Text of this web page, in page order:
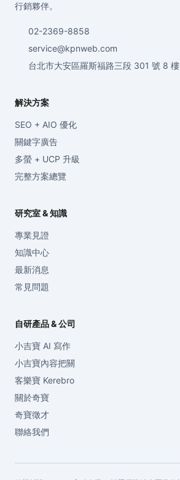
行銷夥伴。
02-2369-8858
service@kpnweb.com
台北市大安區羅斯福路三段 301 號 8 樓
解決方案
SEO + AIO 優化
關鍵字廣告
多螢 + UCP 升級
完整方案總覽
研究室 & 知識
專業見證
知識中心
最新消息
常見問題
自研產品 & 公司
小吉寶 AI 寫作
小吉寶內容把關
客樂寶 Kerebro
關於奇寶
奇寶徵才
聯絡我們